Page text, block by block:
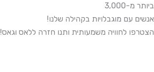
ביותר מ-3,000
אנשים עם מוגבלויות בקהילה שלנו!
הצטרפו לחוויה משמעותית ותנו חזרה ללאס וגאס!